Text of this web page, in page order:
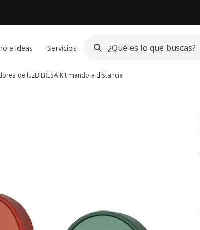
e ideas Servicios
de luzBILRESAKit mando a distancia